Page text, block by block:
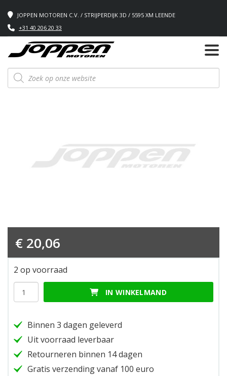
JOPPEN MOTOREN C.V. / STRIJPERDIJK 3D / 5595 XM LEENDE
+31 40 206 20 33
Producten
zoeken
€ 20,06
2 op voorraad
Brand
patch
burgundy,
xl
IN WINKELMAND
Binnen 3 dagen geleverd
Uit voorraad leverbaar
Retourneren binnen 14 dagen
Gratis verzending vanaf 100 euro